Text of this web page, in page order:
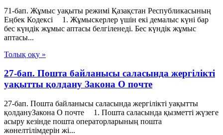
71-бап. Жұмыс уақыты режимі Қазақстан Республикасының
Еңбек Кодексі 1. Жұмыскерлер үшін екі демалыс күні бар
бес күндік жұмыс аптасы белгіленеді. Бес күндік жұмыс
аптасы...
Толық оқу »
27-бап. Пошта байланысы саласында жергілікті
уақытты қолдану Закона О почте
27-бап. Пошта байланысы саласында жергілікті уақытты
қолдануЗакона О почте 1. Пошта саласында қызметті жүзеге
асыру кезінде пошта операторларының пошта
жөнелтілімдерін жі...